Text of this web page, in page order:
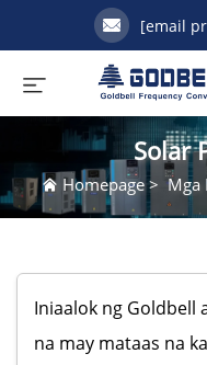
[email
Solar
Homepage>Mga
Iniaalok ng Goldbell
na may mataas na